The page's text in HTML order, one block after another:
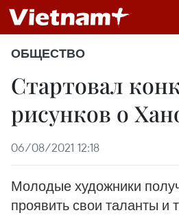
ОБЩЕСТВО
Стартовал
рисунков о
06/08/2021 12:18
Молодые художники
проявить свои таланты и